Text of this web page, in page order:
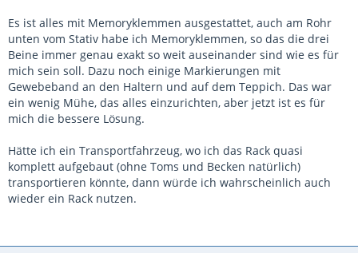
Es ist alles mit Memoryklemmen ausgestattet, auch am Rohr
unten vom Stativ habe ich Memoryklemmen, so das die drei
Beine immer genau exakt so weit auseinander sind wie es für
mich sein soll. Dazu noch einige Markierungen mit
Gewebeband an den Haltern und auf dem Teppich. Das war
ein wenig Mühe, das alles einzurichten, aber jetzt ist es für
mich die bessere Lösung.
Hätte ich ein Transportfahrzeug, wo ich das Rack quasi
komplett aufgebaut (ohne Toms und Becken natürlich)
transportieren könnte, dann würde ich wahrscheinlich auch
wieder ein Rack nutzen.